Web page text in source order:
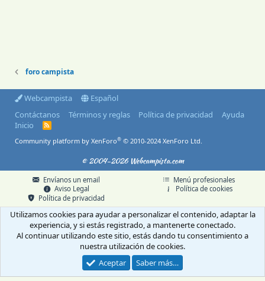
foro campista
Webcampista
Español
Contáctanos
Términos y reglas Política de privacidad
Ayuda
Inicio
R
S
Community platform by XenForo® © 2010-2024 XenForo Ltd.
© 2004-2026 Webcampista.com
Envíanos un email
Aviso Legal
Política de privacidad
Menú profesionales
Política de cookies
Utilizamos cookies para ayudar a personalizar el contenido, adaptar la
experiencia, y si estás registrado, a mantenerte conectado.
Al continuar utilizando este sitio, estás dando tu consentimiento a
nuestra utilización de cookies.
Aceptar
Saber más…